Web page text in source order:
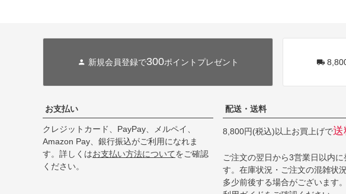
新規会員登録で300ポイントプレゼント
お支払い
クレジットカード、PayPay、メルペイ、
Amazon Pay、銀行振込がご利用になれま
す。詳しくはお支払い方法についてをご確認
ください。
配送・送料
8,800円(税込)以上お買上げで送
ご注文の翌日から3営業日以内に
す。在庫状況・ご注文の混雑状況
多少前後する場合がございます